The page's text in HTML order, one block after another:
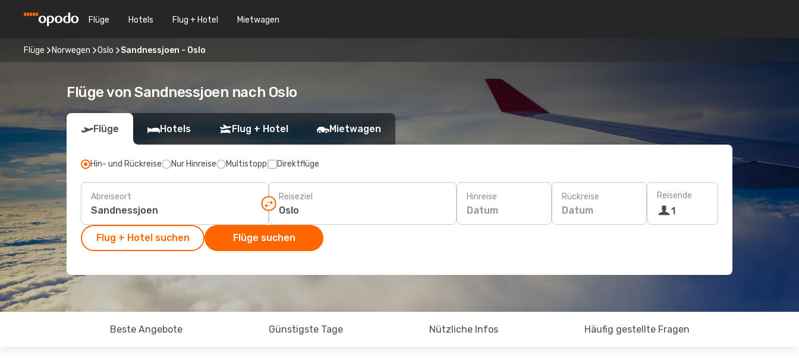
Flüge Hotels Flug + Hotel Mietwagen
Flüge Norwegen Oslo Sandnessjoen - Oslo
Flüge von Sandnessjoen nach Oslo
Flüge Hotels Flug + Hotel Mietwagen
Hin- und Rückreise Nur Hinreise Multistopp Direktflüge
Abreiseort Reiseziel Hinreise
Datum
Rückreise
Datum
Reisende
1
Flug + Hotel suchen Flüge suchen
Beste Angebote Günstigste Tage Nützliche Infos Häufig gestellte Fragen